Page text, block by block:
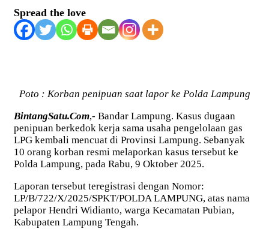
Spread the love
Poto : Korban penipuan saat lapor ke Polda Lampung
BintangSatu.Com,- Bandar Lampung. Kasus dugaan
penipuan berkedok kerja sama usaha pengelolaan gas
LPG kembali mencuat di Provinsi Lampung. Sebanyak
10 orang korban resmi melaporkan kasus tersebut ke
Polda Lampung, pada Rabu, 9 Oktober 2025.
Laporan tersebut teregistrasi dengan Nomor:
LP/B/722/X/2025/SPKT/POLDA LAMPUNG, atas nama
pelapor Hendri Widianto, warga Kecamatan Pubian,
Kabupaten Lampung Tengah.